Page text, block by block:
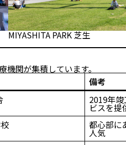
MIYASHITA PARK 芝生
関が集積しています。
備考
2019年
ビスを提
都心部に
人気